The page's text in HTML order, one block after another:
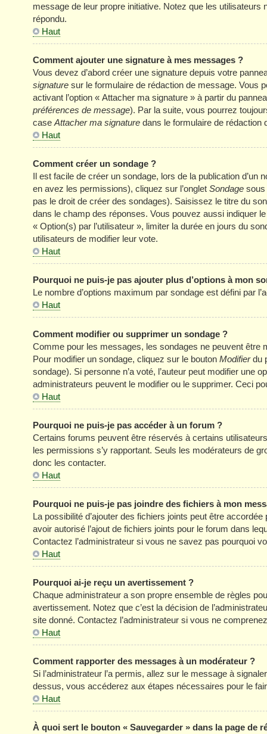
message de leur propre initiative. Notez que les
répondu.
Haut
Comment ajouter une signature à mes messages ?
Vous devez d’abord créer une signature depuis votre
signature sur le formulaire de rédaction de message. Vous
activant l’option « Attacher ma signature » à partir du
préférences de message). Par la suite, vous pourrez
case Attacher ma signature dans le formulaire de rédaction
Haut
Comment créer un sondage ?
Il est facile de créer un sondage, lors de la publication
en avez les permissions), cliquez sur l’onglet Sondage sous
pas le droit de créer des sondages). Saisissez le titre du
dans le champ des réponses. Vous pouvez aussi indiquer
« Option(s) par l’utilisateur », limiter la durée en jours du
utilisateurs de modifier leur vote.
Haut
Pourquoi ne puis-je pas ajouter plus d’options à mon
Le nombre d’options maximum par sondage est défini par
Haut
Comment modifier ou supprimer un sondage ?
Comme pour les messages, les sondages ne peuvent être
Pour modifier un sondage, cliquez sur le bouton Modifierdu
sondage). Si personne n’a voté, l’auteur peut modifier une
administrateurs peuvent le modifier ou le supprimer. Ceci
Haut
Pourquoi ne puis-je pas accéder à un forum ?
Certains forums peuvent être réservés à certains
les permissions s’y rapportant. Seuls les modérateurs de
donc les contacter.
Haut
Pourquoi ne puis-je pas joindre des fichiers à mon
La possibilité d’ajouter des fichiers joints peut être
avoir autorisé l’ajout de fichiers joints pour le forum dans
Contactez l’administrateur si vous ne savez pas pourquoi
Haut
Pourquoi ai-je reçu un avertissement ?
Chaque administrateur a son propre ensemble de règles
avertissement. Notez que c’est la décision de
site donné. Contactez l’administrateur si vous ne
Haut
Comment rapporter des messages à un modérateur ?
Si l’administrateur l’a permis, allez sur le message à
dessus, vous accéderez aux étapes nécessaires pour le
Haut
À quoi sert le bouton « Sauvegarder » dans la page de